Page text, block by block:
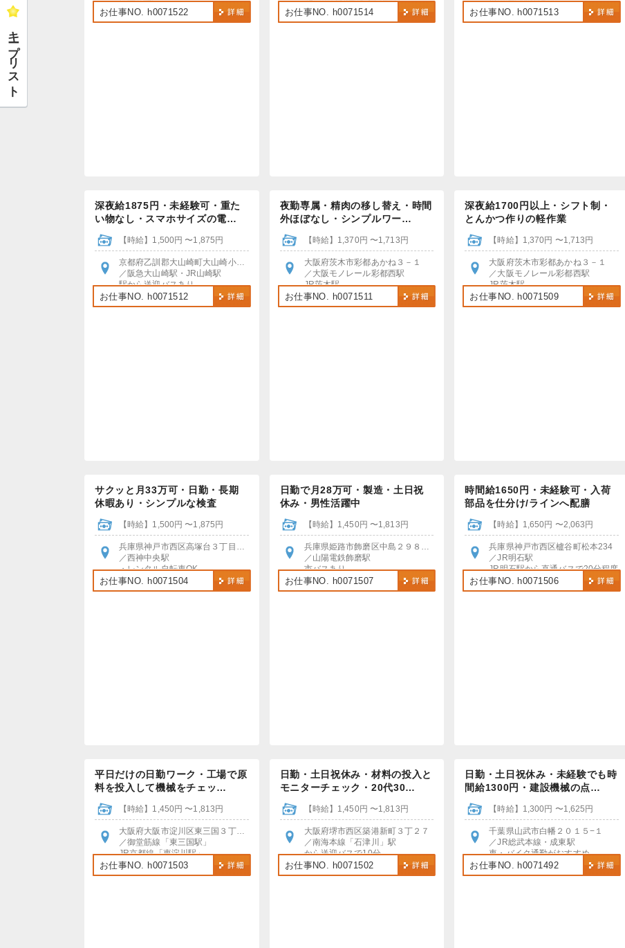
自転車・バイク通勤可
駐輪場あり・無料
お仕事NO. h0071522
各駅から徒歩通勤可
バイク・自転車通勤OK
お仕事NO. h0071514
より無料送迎バスあり
車・バイク通勤OK
お仕事NO. h0071513
深夜給1875円・未経験可・重た
い物なし・スマホサイズの電…
【時給】1,500円 〜1,875円
京都府乙訓郡大山崎町大山崎小泉１
／阪急大山崎駅・JR山崎駅
駅から送迎バスあり
お仕事NO. h0071512
夜勤専属・精肉の移し替え・時間
外ほぼなし・シンプルワー…
【時給】1,370円 〜1,713円
大阪府茨木市彩都あかね３－１
／大阪モノレール彩都西駅
JR茨木駅
阪急茨木市駅
各駅より送迎バスで10分～25分
お仕事NO. h0071511
深夜給1700円以上・シフト制・
とんかつ作りの軽作業
【時給】1,370円 〜1,713円
大阪府茨木市彩都あかね３－１
／大阪モノレール彩都西駅
JR茨木駅
阪急茨木市駅
各駅より送迎バスで10分～25分
お仕事NO. h0071509
サクッと月33万可・日勤・長期
休暇あり・シンプルな検査
【時給】1,500円 〜1,875円
兵庫県神戸市西区高塚台３丁目２−９
／西神中央駅
・レンタル自転車OK
・車・バイク・自転車での通勤おすすめ
お仕事NO. h0071504
日勤で月28万可・製造・土日祝
休み・男性活躍中
【時給】1,450円 〜1,813円
兵庫県姫路市飾磨区中島２９８５−１９
／山陽電鉄飾磨駅
市バスあり
車・バイク通勤がおすすめ！
無料駐車場あり
お仕事NO. h0071507
時間給1650円・未経験可・入荷
部品を仕分け/ラインへ配膳
【時給】1,650円 〜2,063円
兵庫県神戸市西区櫨谷町松本234
／JR明石駅
JR明石駅から直通バスで20分程度
＊自転車通勤OK！
お仕事NO. h0071506
平日だけの日勤ワーク・工場で原
料を投入して機械をチェッ…
【時給】1,450円 〜1,813円
大阪府大阪市淀川区東三国３丁目１２−１０
／御堂筋線「東三国駅」
JR京都線「東淀川駅」
各駅送迎バスあり
バイク・自転車通勤OK
お仕事NO. h0071503
日勤・土日祝休み・材料の投入と
モニターチェック・20代30…
【時給】1,450円 〜1,813円
大阪府堺市西区築港新町３丁２７
／南海本線「石津川」駅
から送迎バスで10分
車・バイク・自転車通勤OK
お仕事NO. h0071502
日勤・土日祝休み・未経験でも時
間給1300円・建設機械の点…
【時給】1,300円 〜1,625円
千葉県山武市白幡２０１５−１
／JR総武本線・成東駅
車・バイク通勤がおすすめ
駐車場・駐輪場完備
お仕事NO. h0071492
キープリスト